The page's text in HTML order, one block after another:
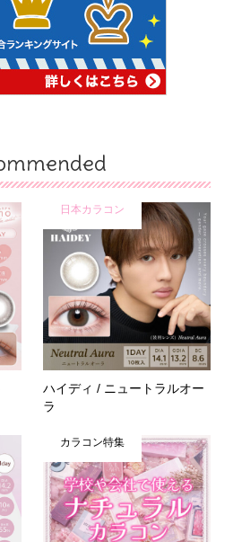
日本カラコン
ハイディ / ニュートラルオー
ラ
カラコン特集